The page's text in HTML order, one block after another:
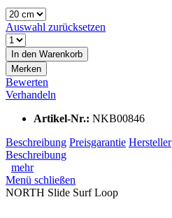
Auswahl zurücksetzen
In den Warenkorb
Merken
Bewerten
Verhandeln
Artikel-Nr.: NKB00846
Beschreibung Preisgarantie Hersteller
Beschreibung
mehr
Menü schließen
NORTH Slide Surf Loop